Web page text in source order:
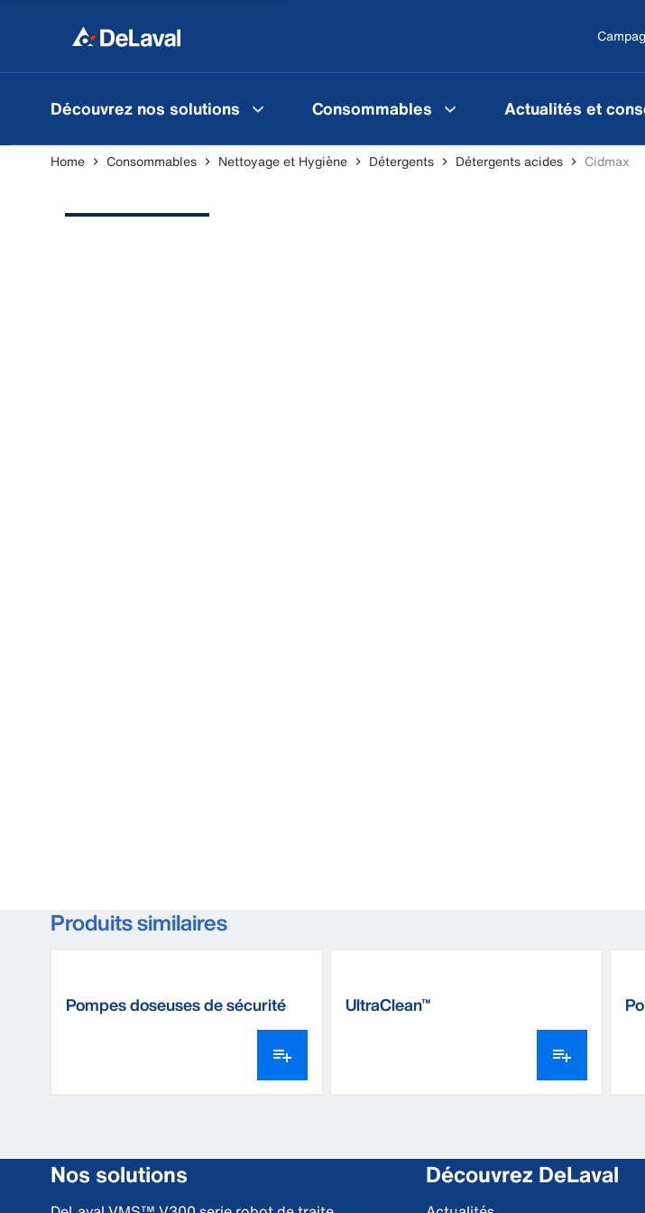
Découvrez nos solutions Consommables Actualités et
Home Consommables Nettoyage et Hygiène Détergents Détergents acides Cidmax
Produits similaires
Pompes doseuses de sécurité
UltraClean™
Nos solutions Découvrez DeLaval